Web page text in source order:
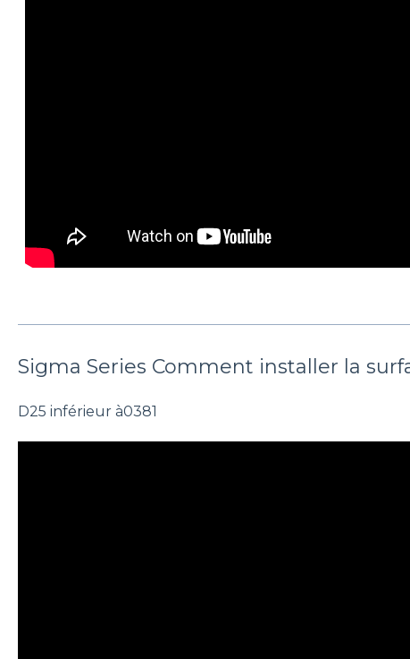
Sigma Series Comment installer la
D25 inférieur à0381